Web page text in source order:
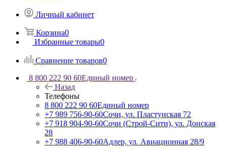
Личный кабинет
Корзина0
Избранные товары0
Сравнение товаров0
8 800 222 90 60Единый номер
Назад
Телефоны
8 800 222 90 60Единый номер
+7 989 756-90-60Сочи, ул. Пластунская 72
+7 918 904-90-60Сочи (Строй-Сити), ул. Донская
28
+7 988 406-90-60Адлер, ул. Авиационная 28/9